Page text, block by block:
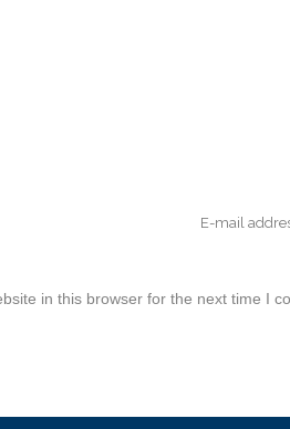
in this browser for the next time I